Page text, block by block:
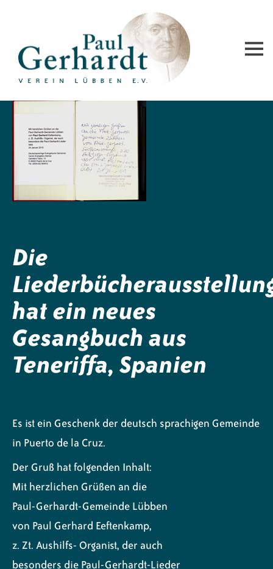
Paul-Gerhardt-Verein Lübben e.V.
Die
hat ein neues
Gesangbuch aus
Teneriffa, Spanien
Es ist ein Geschenk der deutsch sprachigen Gemeinde
in Puerto de la Cruz.
Der Gruß hat folgenden Inhalt:
Mit herzlichen Grüßen an die
Paul-Gerhardt-Gemeinde Lübben
von Paul Gerhard Eeftenkamp,
z. Zt. Aushilfs- Organist, der auch
besonders die Paul-Gerhardt-Lieder